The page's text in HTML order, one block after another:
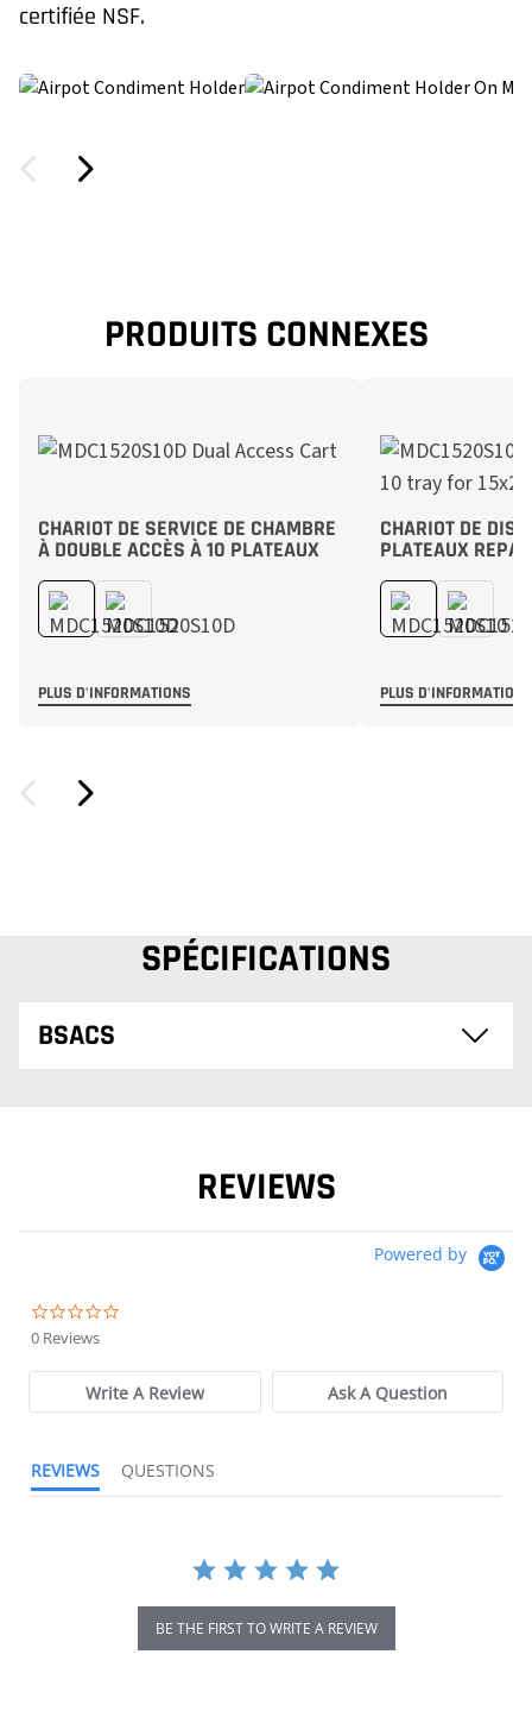
certifiée NSF.
PRODUITS CONNEXES
CHARIOT DE SERVICE DE CHAMBRE
À DOUBLE ACCÈS À 10 PLATEAUX
PLUS D'INFORMATIONS
CHARIOT DE
PLATEAUX
PLUS D'INFORMATIONS
SPÉCIFICATIONS
BSACS
REVIEWS
Powered by
0 Reviews
Write A Review Ask A Question
REVIEWS QUESTIONS
BE THE FIRST TO WRITE A REVIEW